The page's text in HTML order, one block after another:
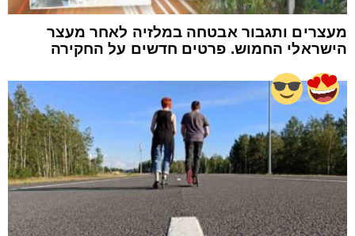
מעצרים ותגבור אבטחה במלזיה לאחר מעצר
הישראלי החמוש. פרטים חדשים על החקירה